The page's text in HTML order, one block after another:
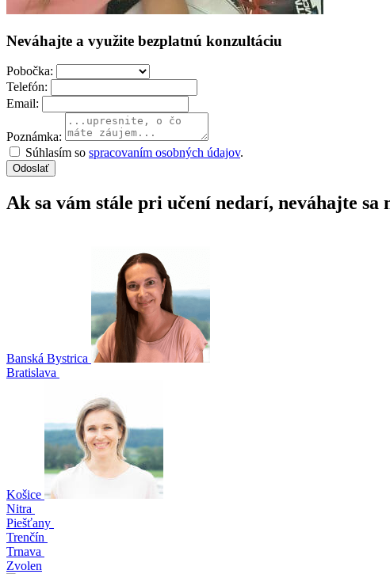
Neváhajte a využite bezplatnú konzultáciu
Pobočka:
Telefón:
Email:
Poznámka:
Súhlasím so spracovaním osobných údajov.
Odoslať
Ak sa vám stále pri učení nedarí, neváhajte
Banská Bystrica
Bratislava
Košice
Nitra
Piešťany
Trenčín
Trnava
Zvolen